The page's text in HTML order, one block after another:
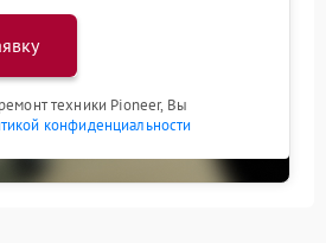
техники Pioneer, Вы
конфиденциальности